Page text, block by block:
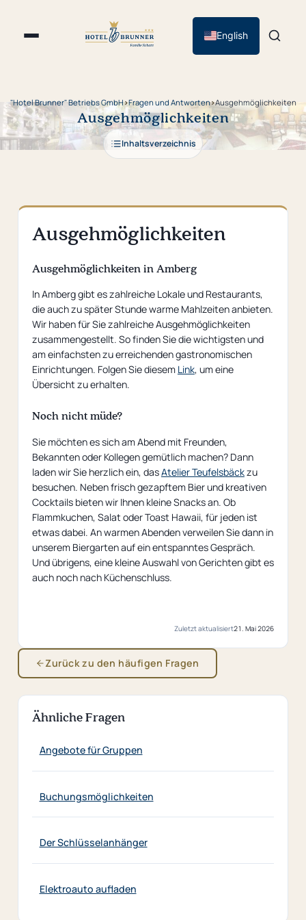
English
"Hotel Brunner" Betriebs GmbH›Fragen und Antworten›Ausgehmöglichkeiten
Ausgehmöglichkeiten
Inhaltsverzeichnis
Ausgehmöglichkeiten
Ausgehmöglichkeiten in Amberg
In Amberg gibt es zahlreiche Lokale und Restaurants,
die auch zu später Stunde warme Mahlzeiten anbieten.
Wir haben für Sie zahlreiche Ausgehmöglichkeiten
zusammengestellt. So finden Sie die wichtigsten und
am einfachsten zu erreichenden gastronomischen
Einrichtungen. Folgen Sie diesem Link, um eine
Übersicht zu erhalten.
Noch nicht müde?
Sie möchten es sich am Abend mit Freunden,
Bekannten oder Kollegen gemütlich machen? Dann
laden wir Sie herzlich ein, dasAtelier Teufelsbäckzu
besuchen. Neben frisch gezapftem Bier und kreativen
Cocktails bieten wir Ihnen kleine Snacks an. Ob
Flammkuchen, Salat oder Toast Hawaii, für jeden ist
etwas dabei. An warmen Abenden verweilen Sie dann in
unserem Biergarten auf ein entspanntes Gespräch.
Und übrigens, eine kleine Auswahl von Gerichten gibt es
auch noch nach Küchenschluss.
Zuletzt aktualisiert21. Mai 2026
Zurück zu den häufigen Fragen
Ähnliche Fragen
Angebote für Gruppen
Buchungsmöglichkeiten
Der Schlüsselanhänger
Elektroauto aufladen